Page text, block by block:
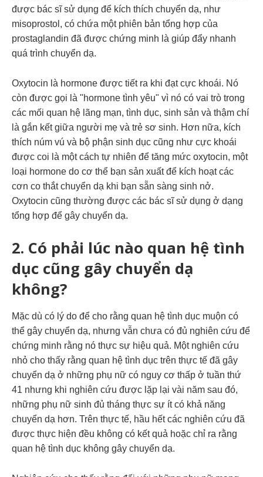
được bác sĩ sử dụng để kích thích chuyển dạ, như
misoprostol, có chứa một phiên bản tổng hợp của
prostaglandin đã được chứng minh là giúp đẩy nhanh
quá trình chuyển dạ.
Oxytocin là hormone được tiết ra khi đạt cực khoái. Nó
còn được gọi là "hormone tình yêu" vì nó có vai trò trong
các mối quan hệ lãng mạn, tình dục, sinh sản và thậm chí
là gắn kết giữa người mẹ và trẻ sơ sinh. Hơn nữa, kích
thích núm vú và bộ phận sinh dục cũng như cực khoái
được coi là một cách tự nhiên để tăng mức oxytocin, một
loại hormone do cơ thể bạn sản xuất để kích hoạt các
cơn co thắt chuyển dạ khi bạn sẵn sàng sinh nở.
Oxytocin cũng thường được các bác sĩ sử dụng ở dạng
tổng hợp để gây chuyển dạ.
2. Có phải lúc nào quan hệ tình
dục cũng gây chuyển dạ
không?
Mặc dù có lý do để cho rằng quan hệ tình dục muộn có
thể gây chuyển dạ, nhưng vẫn chưa có đủ nghiên cứu để
chứng minh rằng nó thực sự hiệu quả. Một nghiên cứu
nhỏ cho thấy rằng quan hệ tình dục trên thực tế đã gây
chuyển dạ ở những phụ nữ có nguy cơ thấp ở tuần thứ
41 nhưng khi nghiên cứu được lặp lại vài năm sau đó,
những phụ nữ sinh đủ tháng thực sự ít có khả năng
chuyển dạ hơn. Trên thực tế, hầu hết các nghiên cứu đã
được thực hiện đều không có kết quả hoặc chỉ ra rằng
quan hệ tình dục không gây chuyển dạ.